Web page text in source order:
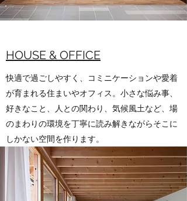
HOUSE & OFFICE
快適で過ごしやすく、コミニケーションや愛着
が育まれる住まいやオフィス。小さな悩み事、
好きなこと、人との関わり、気候風土など、場
のまわりの環境を丁寧に読み解きながらそこに
しかない空間を作ります。